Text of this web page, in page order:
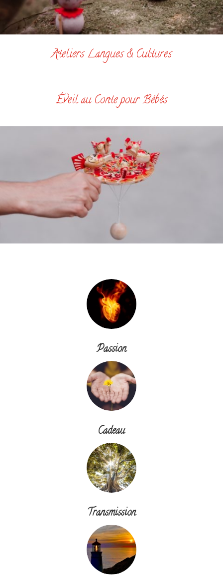
Ateliers Langues & Cultures
Éveil au Conte pour Bébés
Passion
Cadeau
Transmission